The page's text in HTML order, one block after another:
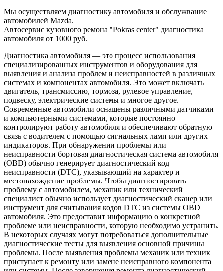
Мы осуществляем диагностику автомобиля и обслужвание
автомобилей Mazda.
Автосервис кузовного ремона "Pokras center" диагностика
автомобиля от 1000 руб.
Диагностика автомобиля — это процесс использования
специализированных инструментов и оборудования для
выявления и анализа проблем и неисправностей в различных
системах и компонентах автомобиля. Это может включать
двигатель, трансмиссию, тормоза, рулевое управление,
подвеску, электрические системы и многое другое.
Современные автомобили оснащены различными датчиками
и компьютерными системами, которые постоянно
контролируют работу автомобиля и обеспечивают обратную
связь с водителем с помощью сигнальных ламп или других
индикаторов. При обнаружении проблемы или
неисправности бортовая диагностическая система автомобиля
(OBD) обычно генерирует диагностический код
неисправности (DTC), указывающий на характер и
местонахождение проблемы. Чтобы диагностировать
проблему с автомобилем, механик или технический
специалист обычно использует диагностический сканер или
инструмент для считывания кодов DTC из системы OBD
автомобиля. Это предоставит информацию о конкретной
проблеме или неисправности, которую необходимо устранить.
В некоторых случаях могут потребоваться дополнительные
диагностические тесты для выявления основной причины
проблемы. После выявления проблемы механик или техник
приступает к ремонту или замене неисправного компонента